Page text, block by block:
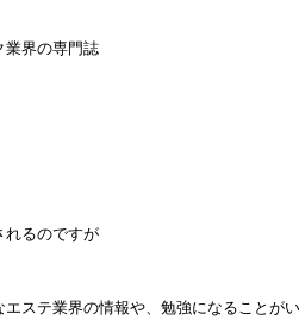
業界の専門誌
れるのですが
エステ業界の情報や、勉強になることが